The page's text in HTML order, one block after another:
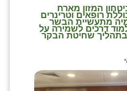
המזון מארח
רופאים וטרינרים
מתעשיית הבשר
דרכים לשמירה על
בתהליך שחיטת הבקר